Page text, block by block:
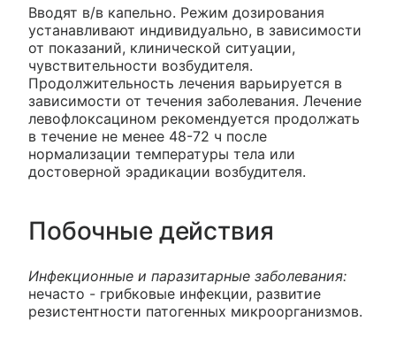
Вводят в/в капельно. Режим дозирования
устанавливают индивидуально, в зависимости
от показаний, клинической ситуации,
чувствительности возбудителя.
Продолжительность лечения варьируется в
зависимости от течения заболевания. Лечение
левофлоксацином рекомендуется продолжать
в течение не менее 48-72 ч после
нормализации температуры тела или
достоверной эрадикации возбудителя.
Побочные действия
Инфекционные и паразитарные заболевания:
нечасто - грибковые инфекции, развитие
резистентности патогенных микроорганизмов.